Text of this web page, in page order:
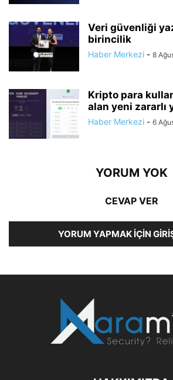
Veri güvenliği
birincilik
Haber Merkezi - 8
Kripto para
alan yeni zararlı
Haber Merkezi - 6
YORUM YOK
CEVAP VER
YORUM YAPMAK İÇIN